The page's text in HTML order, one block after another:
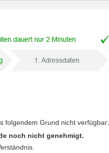
folgendem Grund nicht verfügbar:
noch nicht genehmigt.